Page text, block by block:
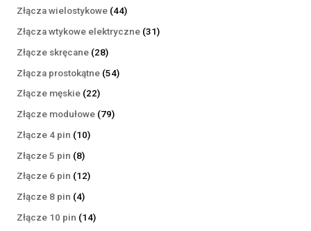
Złącza wielostykowe 4444
produkty
Złącza wtykowe elektryczne 3131
Złącze skręcane 2828
produktów
Złącza prostokątne 5454
Złącze męskie 2222
produkty
Złącze modułowe 7979
Złącze 4 pin 1010
Złącze 5 pin 88
produktów
Złącze 6 pin 1212
Złącze 8 pin 44
produkty
Złącze 10 pin 1414